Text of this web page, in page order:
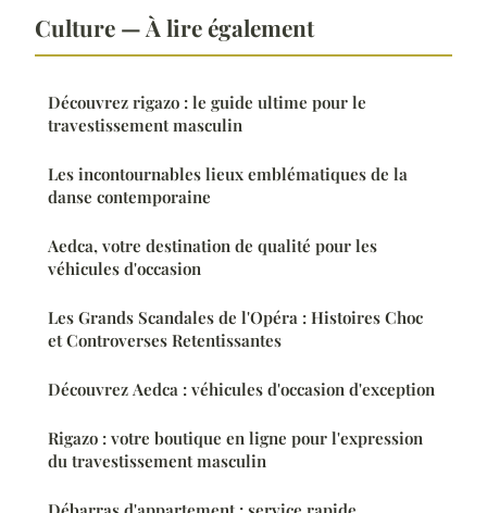
Culture — À lire également
Découvrez rigazo : le guide ultime pour le
travestissement masculin
Les incontournables lieux emblématiques de la
danse contemporaine
Aedca, votre destination de qualité pour les
véhicules d'occasion
Les Grands Scandales de l'Opéra : Histoires Choc
et Controverses Retentissantes
Découvrez Aedca : véhicules d'occasion d'exception
Rigazo : votre boutique en ligne pour l'expression
du travestissement masculin